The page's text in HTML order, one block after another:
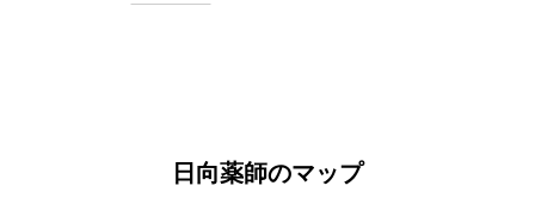
日向薬師のマップ